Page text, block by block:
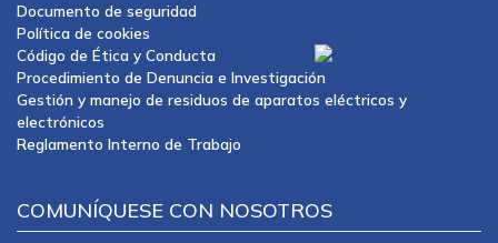
Documento de seguridad
Política de cookies
Código de Ética y Conducta
Procedimiento de Denuncia e Investigación
Gestión y manejo de residuos de aparatos eléctricos y
electrónicos
Reglamento Interno de Trabajo
COMUNÍQUESE CON NOSOTROS